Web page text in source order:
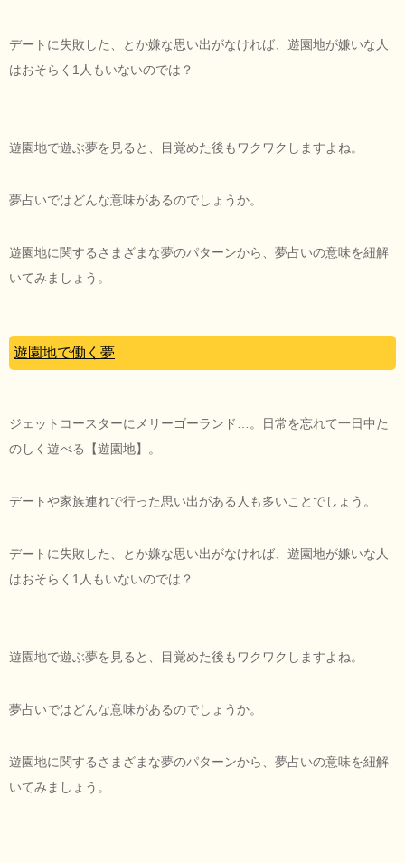
デートに失敗した、とか嫌な思い出がなければ、遊園地が嫌いな人
はおそらく1人もいないのでは？
遊園地で遊ぶ夢を見ると、目覚めた後もワクワクしますよね。
夢占いではどんな意味があるのでしょうか。
遊園地に関するさまざまな夢のパターンから、夢占いの意味を紐解
いてみましょう。
遊園地で働く夢
ジェットコースターにメリーゴーランド…。日常を忘れて一日中た
のしく遊べる【遊園地】。
デートや家族連れで行った思い出がある人も多いことでしょう。
デートに失敗した、とか嫌な思い出がなければ、遊園地が嫌いな人
はおそらく1人もいないのでは？
遊園地で遊ぶ夢を見ると、目覚めた後もワクワクしますよね。
夢占いではどんな意味があるのでしょうか。
遊園地に関するさまざまな夢のパターンから、夢占いの意味を紐解
いてみましょう。